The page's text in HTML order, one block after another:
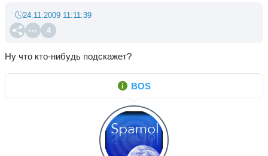
4
24.11.2009 11:11:39
Ну что кто-нибудь подскажет?
BOS